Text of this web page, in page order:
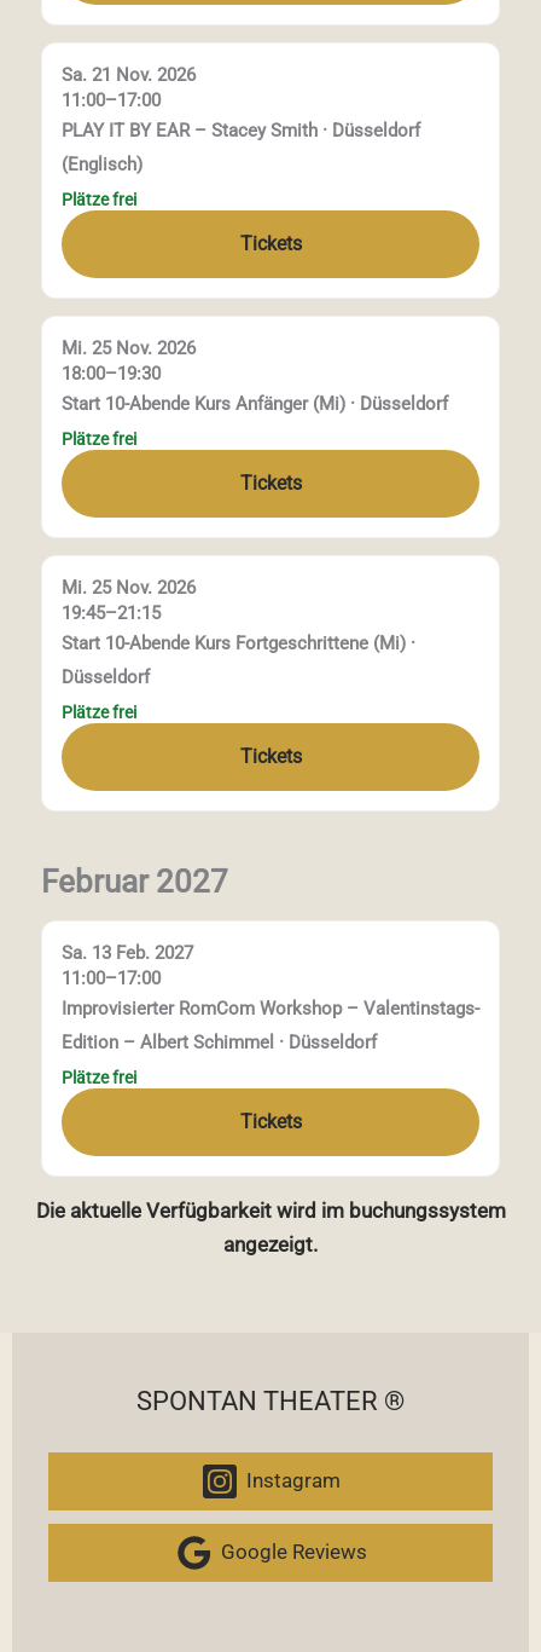
Sa. 21 Nov. 2026
11:00–17:00
PLAY IT BY EAR – Stacey Smith · Düsseldorf
(Englisch)
Plätze frei
Tickets
Mi. 25 Nov. 2026
18:00–19:30
Start 10-Abende Kurs Anfänger (Mi) · Düsseldorf
Plätze frei
Tickets
Mi. 25 Nov. 2026
19:45–21:15
Start 10-Abende Kurs Fortgeschrittene (Mi) ·
Düsseldorf
Plätze frei
Tickets
Februar 2027
Sa. 13 Feb. 2027
11:00–17:00
Improvisierter RomCom Workshop – Valentinstags-
Edition – Albert Schimmel · Düsseldorf
Plätze frei
Tickets
Die aktuelle Verfügbarkeit wird im buchungssystem
angezeigt.
SPONTAN THEATER ®
Instagram
Google Reviews